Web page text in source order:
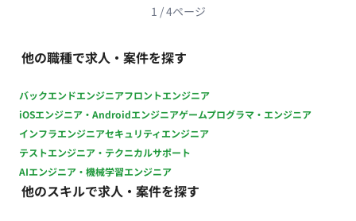
1 /4ページ
他の職種で求人・案件を探す
バックエンドエンジニアフロントエンジニア
iOSエンジニア・Androidエンジニアゲームプログラマ・エンジニア
インフラエンジニアセキュリティエンジニア
テストエンジニア・テクニカルサポート
AIエンジニア・機械学習エンジニア
他のスキルで求人・案件を探す